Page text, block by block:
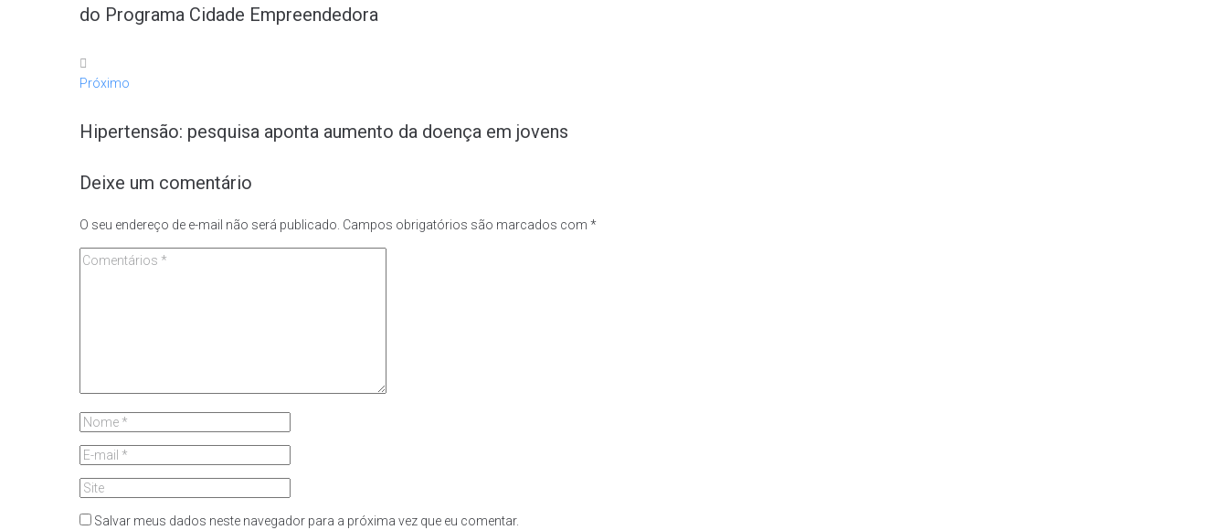
do Programa Cidade Empreendedora
Próximo
Hipertensão: pesquisa aponta aumento da doença em jovens
Deixe um comentário
O seu endereço de e-mail não será publicado. Campos obrigatórios são marcados com *
Salvar meus dados neste navegador para a próxima vez que eu comentar.